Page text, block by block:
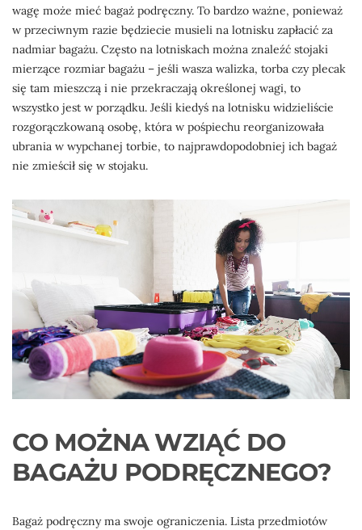
wagę może mieć bagaż podręczny. To bardzo ważne, ponieważ
w przeciwnym razie będziecie musieli na lotnisku zapłacić za
nadmiar bagażu. Często na lotniskach można znaleźć stojaki
mierzące rozmiar bagażu – jeśli wasza walizka, torba czy plecak
się tam mieszczą i nie przekraczają określonej wagi, to
wszystko jest w porządku. Jeśli kiedyś na lotnisku widzieliście
rozgorączkowaną osobę, która w pośpiechu reorganizowała
ubrania w wypchanej torbie, to najprawdopodobniej ich bagaż
nie zmieścił się w stojaku.
CO MOŻNA WZIĄĆ DO
BAGAŻU PODRĘCZNEGO?
Bagaż podręczny ma swoje ograniczenia. Lista przedmiotów